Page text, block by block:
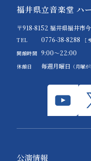
福井県立音楽堂 ハ
〒918-8152 福井県福井市
TEL 0776-38-8288
［
開館時間 9:00～22:00
休館日 毎週月曜日 （月曜
公演情報